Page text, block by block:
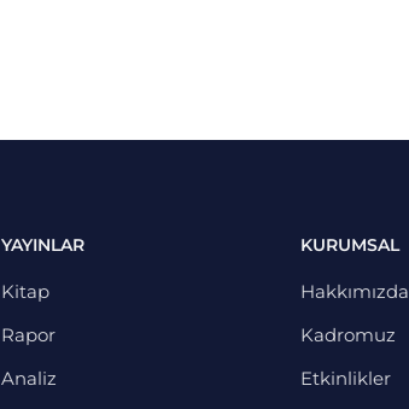
YAYINLAR
Kitap
Rapor
Analiz
KURUMSAL
Hakkımızda
Kadromuz
Etkinlikler